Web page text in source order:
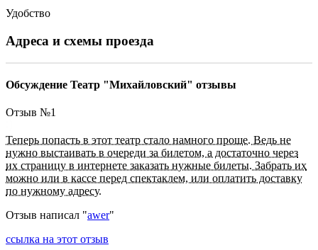
Удобство
Адреса и схемы проезда
Обсуждение Театр "Михайловский" отзывы
Отзыв №1
Теперь попасть в этот театр стало намного проще. Ведь не
нужно выстаивать в очереди за билетом, а достаточно через
их страницу в интернете заказать нужные билеты. Забрать их
можно или в кассе перед спектаклем, или оплатить доставку
по нужному адресу.
Отзыв написал "awer"
ссылка на этот отзыв